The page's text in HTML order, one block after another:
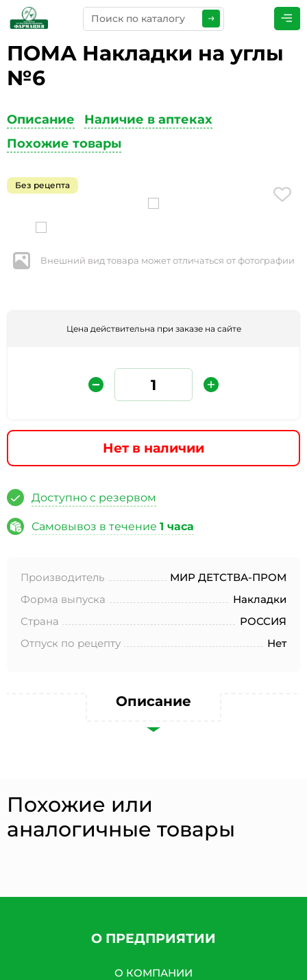
ПОМА Накладки на углы
№6
Описание
Наличие в аптеках
Похожие товары
Без рецепта
Внешний вид товара может отличаться от фотографии
Цена действительна при заказе на сайте
Нет в наличии
Доступно с резервом
Самовывоз в течение 1 часа
Производитель
МИР ДЕТСТВА-ПРОМ
Форма выпуска
Накладки
Страна
РОССИЯ
Отпуск по рецепту
Нет
Описание
Похожие или
аналогичные товары
О ПРЕДПРИЯТИИ
О КОМПАНИИ
ПРЕДСТАВЬТЕСЬ*
ТЕЛЕФОН*
ЭЛЕКТРОННАЯ ПОЧТА
КОММЕНТАРИИ*
* Нажимая кнопку «Отправить отзыв», я даю свое
согласие на обработку моих персональных данных, в
соответствии с Федеральным законом от 27.07.2006 года
№152-ФЗ «О персональных данных», на условиях и для
целей, определенных в Согласии на обработку
персональных данных *